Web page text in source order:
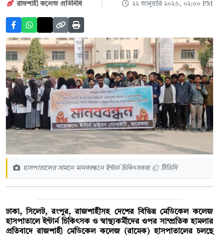
রাজশাহী কলেজ প্রতিনিধি ২২ জানুয়ারি ২০২৬, ০২:০০ PM
হাসপাতালের সামনে মানববন্ধনে ইন্টার্ন চিকিৎসকরা © টিডিসি
ঢাকা, সিলেট, রংপুর, রাজশাহীসহ দেশের বিভিন্ন মেডিকেল কলেজ
হাসপাতালে ইন্টার্ন চিকিৎসক ও স্বাস্থ্যকর্মীদের ওপর সাম্প্রতিক হামলার
প্রতিবাদে রাজশাহী মেডিকেল কলেজ (রামেক) হাসপাতালের চলছে